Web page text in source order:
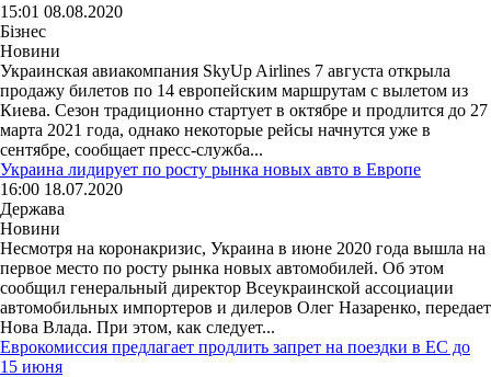
15:01 08.08.2020
Бізнес
Новини
Украинская авиакомпания SkyUp Airlines 7 августа открыла
продажу билетов по 14 европейским маршрутам с вылетом из
Киева. Сезон традиционно стартует в октябре и продлится до 27
марта 2021 года, однако некоторые рейсы начнутся уже в
сентябре, сообщает пресс-служба...
Украина лидирует по росту рынка новых авто в Европе
16:00 18.07.2020
Держава
Новини
Несмотря на коронакризис, Украина в июне 2020 года вышла на
первое место по росту рынка новых автомобилей. Об этом
сообщил генеральный директор Всеукраинской ассоциации
автомобильных импортеров и дилеров Олег Назаренко, передает
Нова Влада. При этом, как следует...
Еврокомиссия предлагает продлить запрет на поездки в ЕС до
15 июня